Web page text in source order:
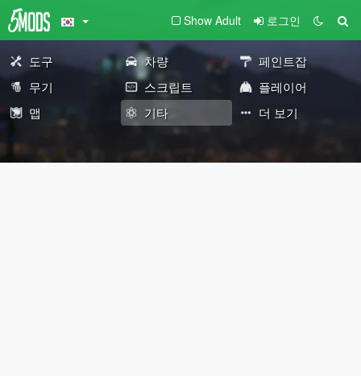
Show Adult 로그인
도구 차량
페인트잡
무기
스크립트
플레이어
맵
기타 더 보기